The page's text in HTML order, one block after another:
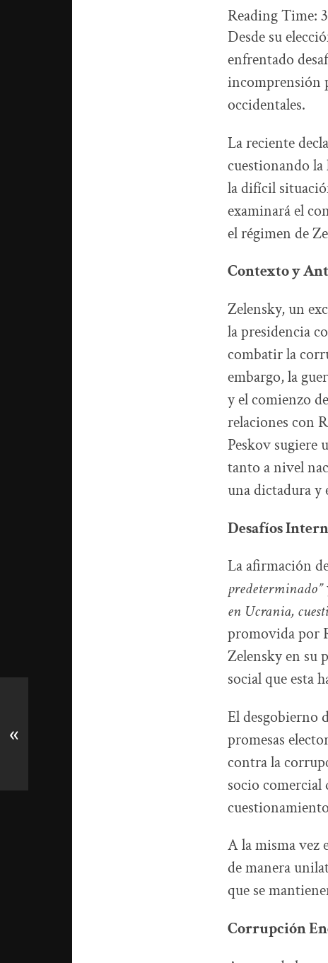
Reading Time: 3
Desde su
enfrentado
incomprensión
occidentales.
La reciente
cuestionando
la difícil
examinará el
el régimen de
Contexto y
Zelensky, un
la presidencia
combatir la
embargo, la
y el comienzo
relaciones con
Peskov sugiere
tanto a nivel
una dictadura y
Desafíos
La afirmación
predeterminado”
en Ucrania,
promovida por
Zelensky en su
social que esta
El desgobierno
promesas
contra la
socio comercial
A la misma vez
de manera
que se
Corrupción
«